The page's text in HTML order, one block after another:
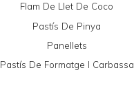
Flam De Llet De Coco
Pastís De Pinya
Panellets
Pastís De Formatge I Carbassa